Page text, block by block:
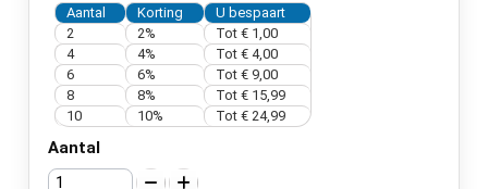
Aantal Korting
U bespaart
2
2%
Tot € 1,00
4
4%
Tot € 4,00
6
6%
Tot € 9,00
8
8%
Tot € 15,99
10
10% Tot € 24,99
Aantal